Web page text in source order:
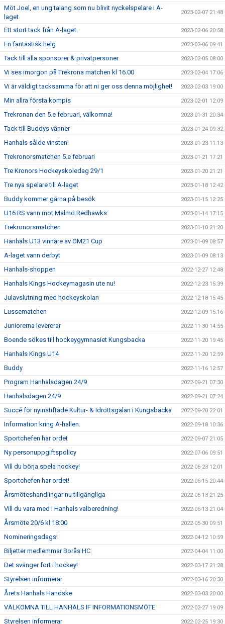
Möt Joel, en ung talang som nu blivit nyckelspelare i A-
laget
2023-02-07 21:48
Ett stort tack från A-laget. 2023-02-06 20:58
En fantastisk helg 2023-02-06 09:41
Tack till alla sponsorer & privatpersoner 2023-02-05 08:00
Vi ses imorgon på Trekrona matchen kl 16.00 2023-02-04 17:06
Vi är väldigt tacksamma för att ni ger oss denna möjlighet! 2023-02-03 19:00
Min allra första kompis 2023-02-01 12:09
Trekronan den 5.e februari, välkomna! 2023-01-31 20:34
Tack till Buddys vänner 2023-01-24 09:32
Hanhals sålde vinsten! 2023-01-23 11:13
Trekronorsmatchen 5.e februari 2023-01-21 17:21
Tre Kronors Hockeyskoledag 29/1 2023-01-20 21:21
Tre nya spelare till A-laget 2023-01-18 12:42
Buddy kommer gärna på besök 2023-01-15 12:25
U16 RS vann mot Malmö Redhawks 2023-01-14 17:15
Trekronorsmatchen 2023-01-10 21:20
Hanhals U13 vinnare av OM21 Cup 2023-01-09 08:57
A-laget vann derbyt 2023-01-09 08:13
Hanhals-shoppen 2022-12-27 12:48
Hanhals Kings Hockeymagasin ute nu! 2022-12-23 15:39
Julavslutning med hockeyskolan 2022-12-18 15:45
Lussematchen 2022-12-09 15:16
Juniorerna levererar 2022-11-30 14:55
Boende sökes till hockeygymnasiet Kungsbacka 2022-11-20 19:45
Hanhals Kings U14 2022-11-20 12:59
Buddy 2022-11-16 12:57
Program Hanhalsdagen 24/9 2022-09-21 07:30
Hanhalsdagen 24/9 2022-09-21 07:24
Succé för nyinstiftade Kultur- & Idrottsgalan i Kungsbacka 2022-09-20 22:01
Information kring A-hallen. 2022-09-18 10:36
Sportchefen har ordet 2022-09-07 21:05
Ny personuppgiftspolicy 2022-07-06 09:51
Vill du börja spela hockey! 2022-06-23 12:01
Sportchefen har ordet! 2022-06-15 20:44
Årsmöteshandlingar nu tillgängliga 2022-06-13 21:25
Vill du vara med i Hanhals valberedning! 2022-06-13 21:04
Årsmöte 20/6 kl 18:00 2022-05-30 09:51
Nomineringsdags! 2022-04-12 10:59
Biljetter medlemmar Borås HC 2022-04-04 11:00
Det svänger fort i hockey! 2022-03-17 21:28
Styrelsen informerar 2022-03-16 20:30
Årets Hanhals Handske 2022-03-03 20:00
VÄLKOMNA TILL HANHALS IF INFORMATIONSMÖTE 2022-02-27 19:09
Styrelsen informerar 2022-02-25 19:30